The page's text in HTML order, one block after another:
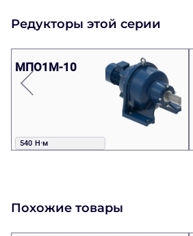
Редукторы этой серии
МПО1М-10
540 Н·м
Похожие товары